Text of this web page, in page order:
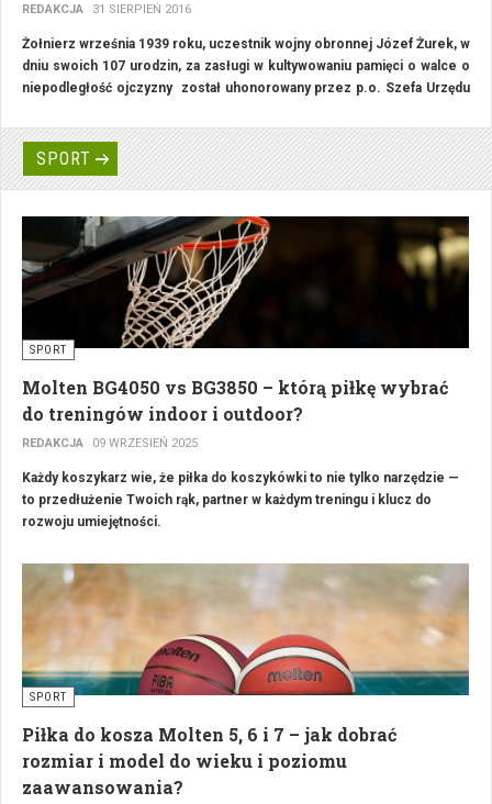
REDAKCJA 31 SIERPIEŃ 2016
Żołnierz września 1939 roku, uczestnik wojny obronnej Józef Żurek, w
dniu swoich 107 urodzin, za zasługi w kultywowaniu pamięci o walce o
niepodległość ojczyzny został uhonorowany przez p.o. Szefa Urzędu
Kasprzyka Medalem „Pro Patria” i szablą oficerską. Uroczystość odbyła
się w rodzinnej wsi kombatanta w Czarnowie w województwie
kujawsko-pomorskim, gdzie przez wiele lat prowadził gospodarstwo
SPORT
SPORT
Molten BG4050 vs BG3850 – którą piłkę wybrać
do treningów indoor i outdoor?
REDAKCJA 09 WRZESIEŃ 2025
Każdy koszykarz wie, że piłka do koszykówki to nie tylko narzędzie —
to przedłużenie Twoich rąk, partner w każdym treningu i klucz do
rozwoju umiejętności.
SPORT
Piłka do kosza Molten 5, 6 i 7 – jak dobrać
rozmiar i model do wieku i poziomu
zaawansowania?